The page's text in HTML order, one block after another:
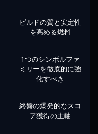
ビルドの質と安定性
を高める燃料
1つのシンボルファ
ミリーを徹底的に強
化すべき
終盤の爆発的なスコ
ア獲得の主軸